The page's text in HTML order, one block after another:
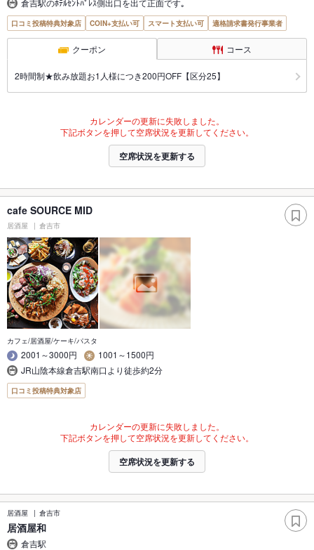
口コミ投稿特典対象店 COIN+支払い可 スマート支払い可 適格請求書発行事業者
クーポン コース
2時間制★飲み放題お1人様につき200円OFF【区分25】
カレンダーの更新に失敗しました。
下記ボタンを押して空席状況を更新してください。
空席状況を更新する
cafe SOURCE MID
居酒屋 倉吉市
カフェ/居酒屋/ケーキ/パスタ
2001～3000円
1001～1500円
JR山陰本線倉吉駅南口より徒歩約2分
口コミ投稿特典対象店
カレンダーの更新に失敗しました。
下記ボタンを押して空席状況を更新してください。
空席状況を更新する
居酒屋 倉吉市
居酒屋和
倉吉駅